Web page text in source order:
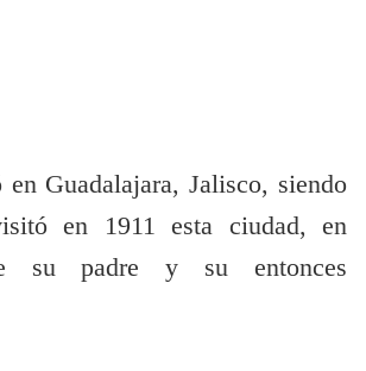
Guadalajara, Jalisco, siendo
en 1911 esta ciudad, en
su padre y su entonces